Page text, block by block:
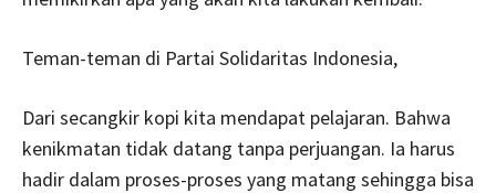
Teman-teman di Partai Solidaritas Indonesia,
Dari secangkir kopi kita mendapat pelajaran. Bahwa
kenikmatan tidak datang tanpa perjuangan. Ia harus
hadir dalam proses-proses yang matang sehingga bisa